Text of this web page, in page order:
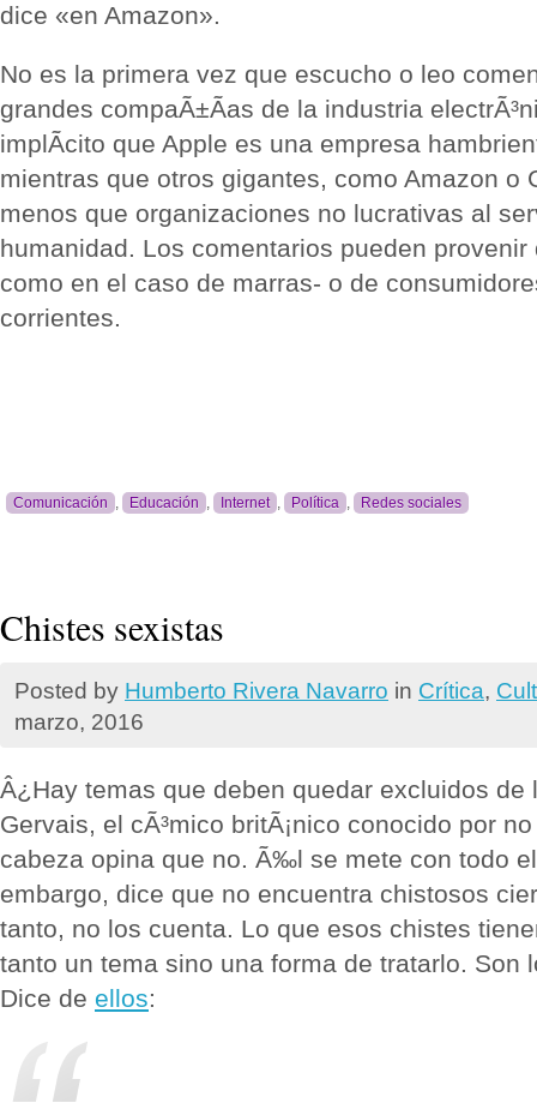
dice «en Amazon».
No es la primera vez que escucho o leo
grandes compaÃ±Ã­as de la industria
implÃ­cito que Apple es una empresa
mientras que otros gigantes, como Amazon o
menos que organizaciones no lucrativas al
humanidad. Los comentarios pueden
como en el caso de marras- o de
corrientes.
Comunicación , Educación , Internet , Política , Redes sociales
Chistes sexistas
Posted by Humberto Rivera Navarro in Crí­tica,
marzo, 2016
Â¿Hay temas que deben quedar excluidos de
Gervais, el cÃ³mico britÃ¡nico conocido por
cabeza opina que no. Ã‰l se mete con todo
embargo, dice que no encuentra chistosos
tanto, no los cuenta. Lo que esos chistes
tanto un tema sino una forma de tratarlo. Son
Dice de ellos: